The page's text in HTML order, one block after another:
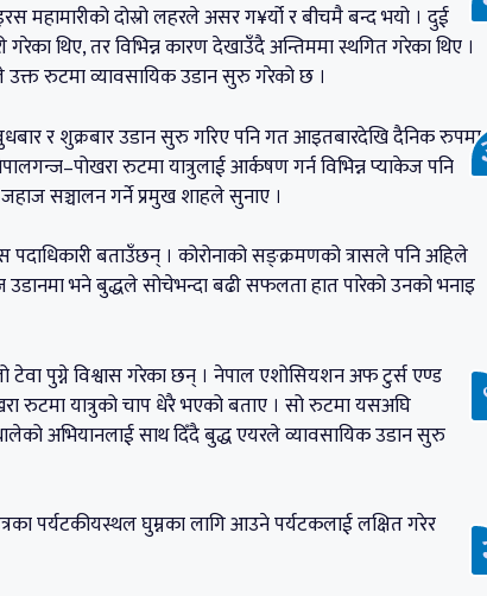
महामारीको दोस्रो लहरले असर ग¥र्यो र बीचमै बन्द भयो । दुई
थिए, तर विभिन्न कारण देखाउँदै अन्तिममा स्थगित गरेका थिए ।
उक्त रुटमा व्यावसायिक उडान सुरु गरेको छ ।
र शुक्रबार उडान सुरु गरिए पनि गत आइतबारदेखि दैनिक रुपमा
रुटमा यात्रुलाई आर्कषण गर्न विभिन्न प्याकेज पनि
सञ्चालन गर्ने प्रमुख शाहले सुनाए ।
पदाधिकारी बताउँछन् । कोरोनाको सङ्क्रमणको त्रासले पनि अहिले
उडानमा भने बुद्धले सोचेभन्दा बढी सफलता हात पारेको उनको भनाइ
टेवा पुग्ने विश्वास गरेका छन् । नेपाल एशोसियशन अफ टुर्स एण्ड
रुटमा यात्रुको चाप धेरै भएको बताए । सो रुटमा यसअघि
अभियानलाई साथ दिँदै बुद्ध एयरले व्यावसायिक उडान सुरु
पर्यटकीयस्थल घुम्नका लागि आउने पर्यटकलाई लक्षित गरेर